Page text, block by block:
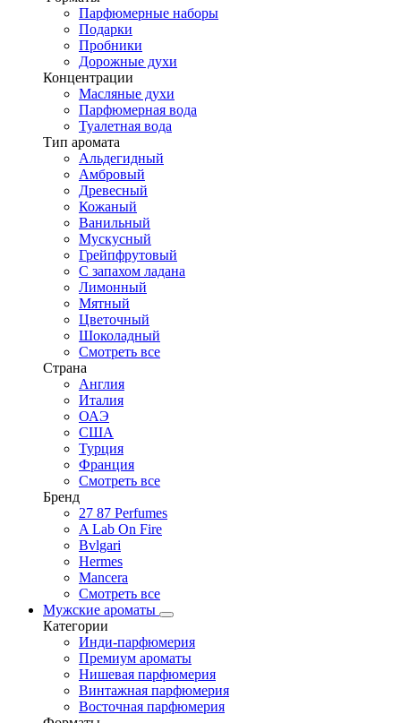
Парфюмерные наборы
Подарки
Пробники
Дорожные духи
Концентрации
Масляные духи
Парфюмерная вода
Туалетная вода
Тип аромата
Альдегидный
Амбровый
Древесный
Кожаный
Ванильный
Мускусный
Грейпфрутовый
С запахом ладана
Лимонный
Мятный
Цветочный
Шоколадный
Смотреть все
Страна
Англия
Италия
ОАЭ
США
Турция
Франция
Смотреть все
Бренд
27 87 Perfumes
A Lab On Fire
Bvlgari
Hermes
Mancera
Смотреть все
Мужские ароматы
Категории
Инди-парфюмерия
Премиум ароматы
Нишевая парфюмерия
Винтажная парфюмерия
Восточная парфюмерия